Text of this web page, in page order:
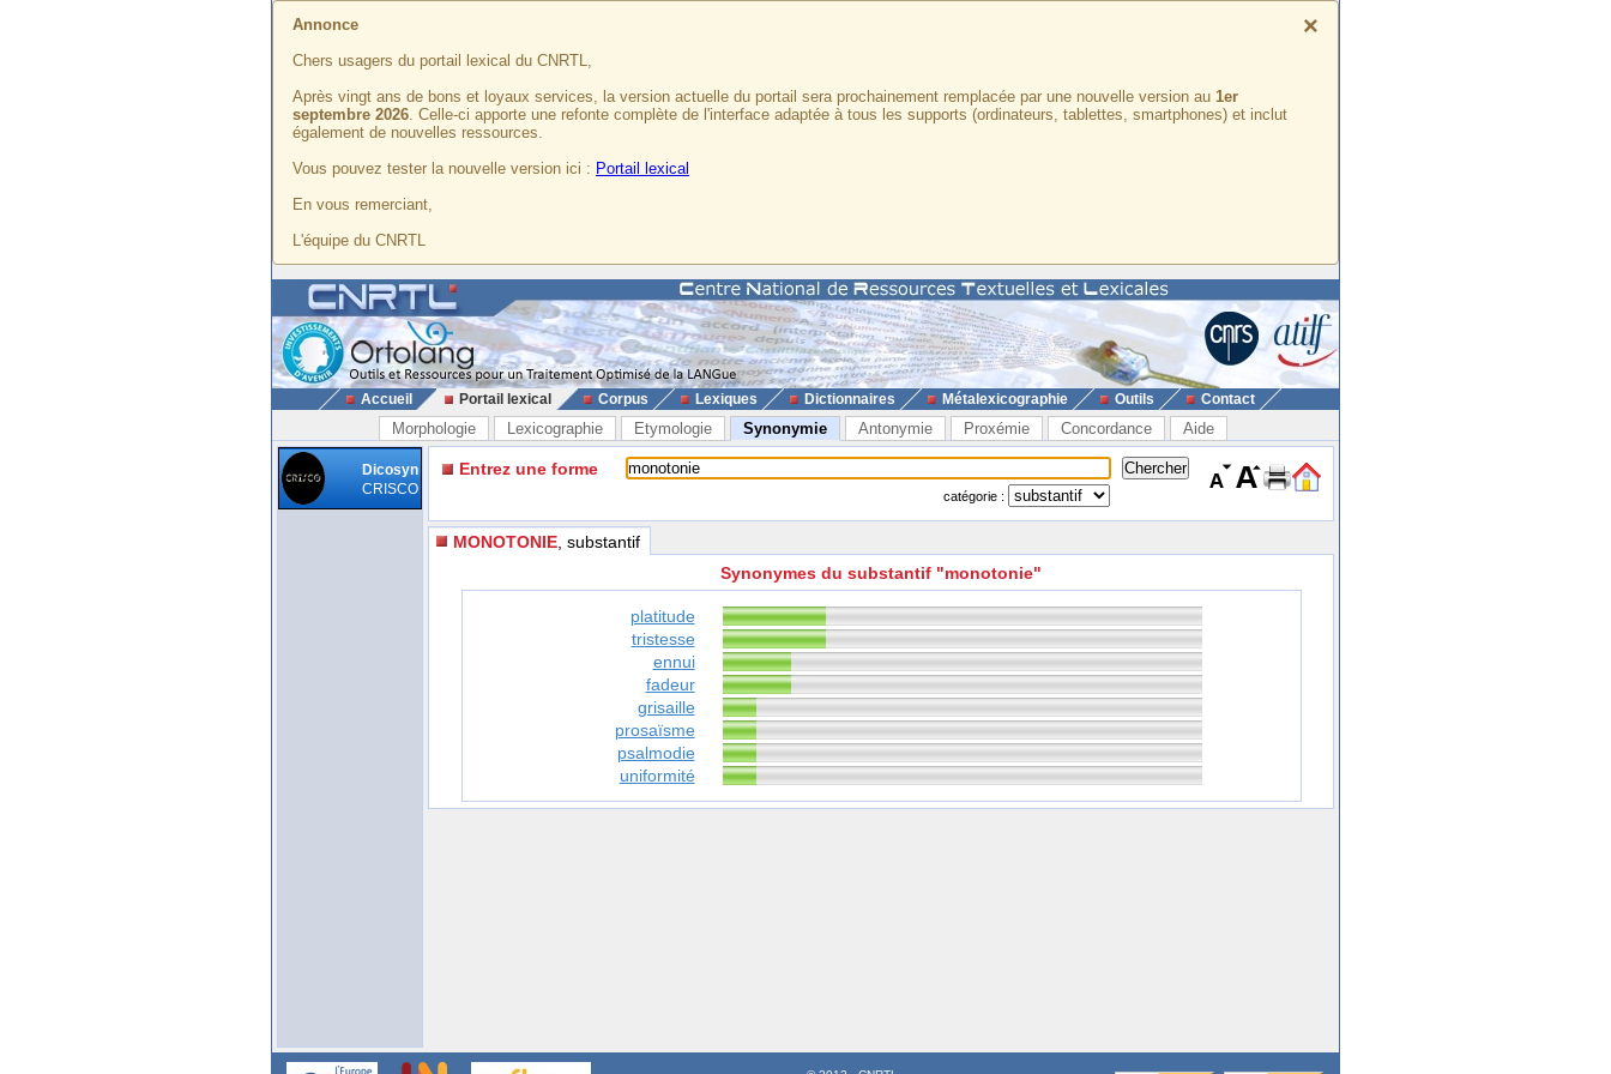
×
Annonce
Chers usagers du portail lexical du CNRTL,
Après vingt ans de bons et loyaux services, la version actuelle du portail sera prochainement remplacée par une nouvelle version au 1er
septembre 2026. Celle-ci apporte une refonte complète de l'interface adaptée à tous les supports (ordinateurs, tablettes, smartphones) et inclut
également de nouvelles ressources.
Vous pouvez tester la nouvelle version ici : Portail lexical
En vous remerciant,
L'équipe du CNRTL
Accueil Portail lexical Corpus Lexiques Dictionnaires Métalexicographie Outils Contact
Morphologie Lexicographie Etymologie Synonymie Antonymie Proxémie Concordance Aide
Dicosyn
CRISCO
Entrez une forme
catégorie :
MONOTONIE , substantif
Synonymes du substantif "monotonie"
platitude
tristesse
ennui
fadeur
grisaille
prosaïsme
psalmodie
uniformité